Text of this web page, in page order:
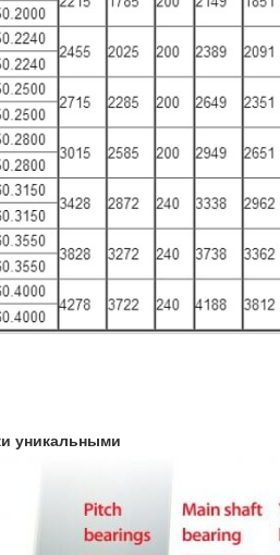
уникальными